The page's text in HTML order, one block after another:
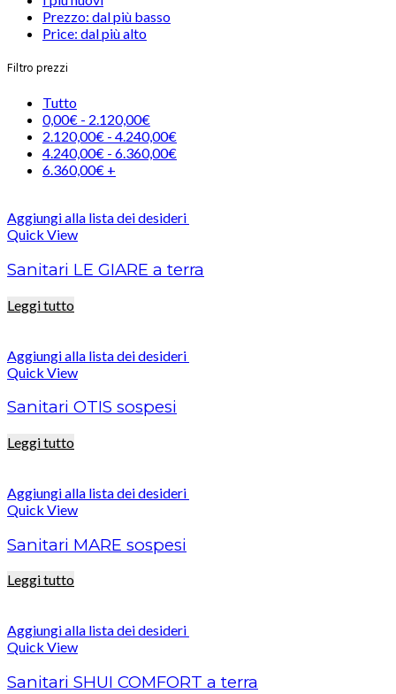
Prezzo: dal più basso
Price: dal più alto
Filtro prezzi
Tutto
0,00€ - 2.120,00€
2.120,00€ - 4.240,00€
4.240,00€ - 6.360,00€
6.360,00€ +
Aggiungi alla lista dei desideri
Quick View
Sanitari LE GIARE a terra
Leggi tutto
Aggiungi alla lista dei desideri
Quick View
Sanitari OTIS sospesi
Leggi tutto
Aggiungi alla lista dei desideri
Quick View
Sanitari MARE sospesi
Leggi tutto
Aggiungi alla lista dei desideri
Quick View
Sanitari SHUI COMFORT a terra